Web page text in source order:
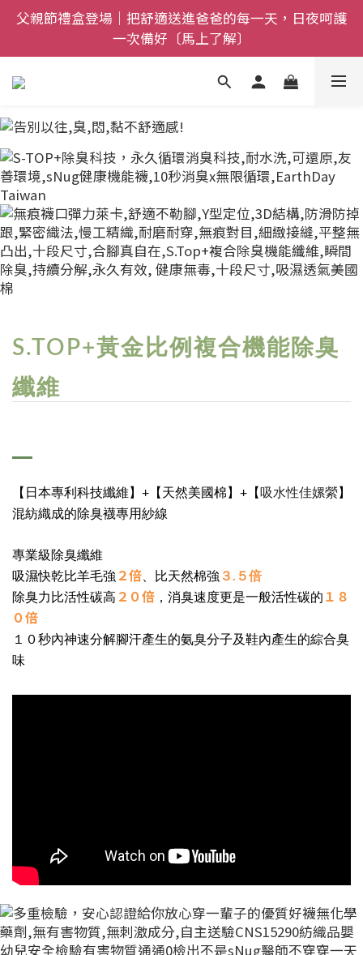
全館$800免運｜任搭８折起｜滿額再送新品-悠哉斑馬
襪〔立即了解〕
一次備好〔馬上了解〕
全館$800免運｜任搭８折起｜滿額再送新品-悠哉斑馬
S.TOP+黃金比例複合機能除臭
纖維
【日本專利科技纖維】+【天然美國棉】+【 吸水性佳嫘縈】
混紡織成的除臭襪專用紗線
專業級除臭纖維
吸濕快乾比羊毛強 ２倍 、比天然棉強 ３.５倍
除臭力比活性碳高 ２０倍 ，消臭速度更是一般活性碳的 １８
０倍
１０秒內神速分解腳汗產生的氨臭分子及鞋內產生的綜合臭
味